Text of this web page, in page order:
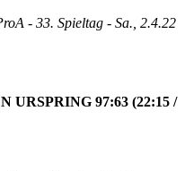
- 33. Spieltag - Sa., 2.4.22
URSPRING 97:63 (22:15 /